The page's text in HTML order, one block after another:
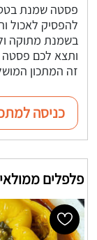
פסטה שמנת
להפסיק לאכול
בשמנת מתוקה
ותצא לכם פסטה
זה המתכון
כניסה
פלפלים